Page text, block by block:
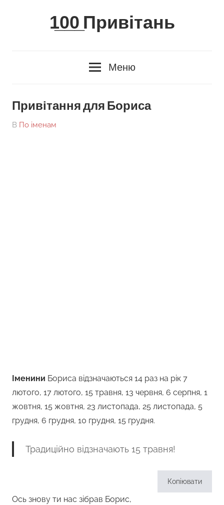
1̲0̲0̲ Привітань
Меню
Привітання для Бориса
On
By
В По іменам
Іменини Бориса відзначаються 14 раз на рік 7
лютого, 17 лютого, 15 травня, 13 червня, 6 серпня, 1
жовтня, 15 жовтня, 23 листопада, 25 листопада, 5
грудня, 6 грудня, 10 грудня, 15 грудня.
Традиційно відзначають 15 травня!
Копіювати
Ось знову ти нас зібрав Борис,